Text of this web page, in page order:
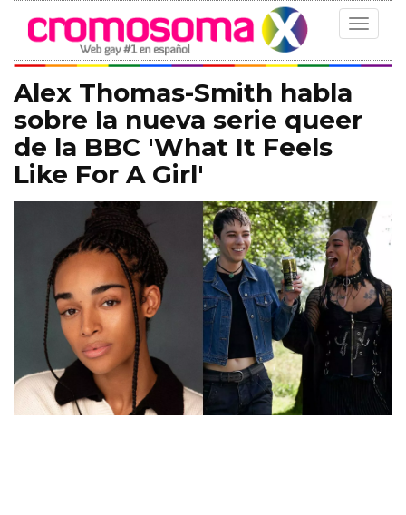
Toggle
Alex Thomas-Smith habla
sobre la nueva serie queer
de la BBC 'What It Feels
Like For A Girl'